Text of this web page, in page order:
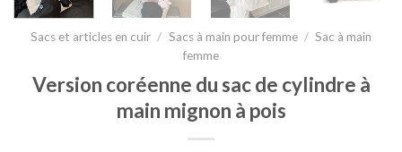
Sacs et articles en cuir / Sacs à main pour femme / Sac à main
femme
Version coréenne du sac de cylindre à
main mignon à pois